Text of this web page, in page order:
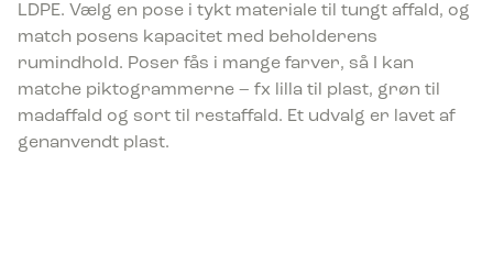
LDPE. Vælg en pose i tykt materiale til tungt affald, og
match posens kapacitet med beholderens
rumindhold. Poser fås i mange farver, så I kan
matche piktogrammerne – fx lilla til plast, grøn til
madaffald og sort til restaffald. Et udvalg er lavet af
genanvendt plast.